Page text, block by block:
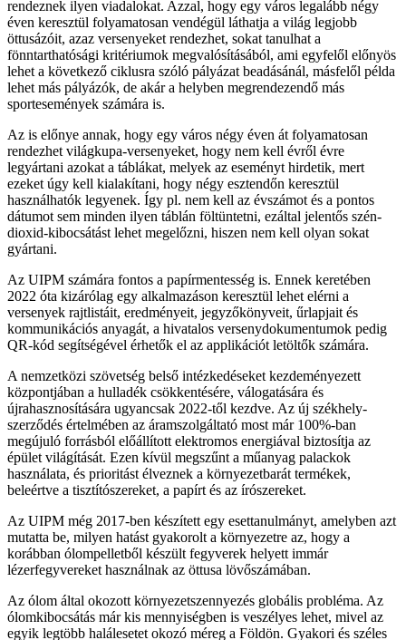
rendeznek ilyen viadalokat. Azzal, hogy egy város legalább négy
éven keresztül folyamatosan vendégül láthatja a világ legjobb
öttusázóit, azaz versenyeket rendezhet, sokat tanulhat a
fönntarthatósági kritériumok megvalósításából, ami egyfelől előnyös
lehet a következő ciklusra szóló pályázat beadásánál, másfelől példa
lehet más pályázók, de akár a helyben megrendezendő más
sportesemények számára is.
Az is előnye annak, hogy egy város négy éven át folyamatosan
rendezhet világkupa-versenyeket, hogy nem kell évről évre
legyártani azokat a táblákat, melyek az eseményt hirdetik, mert
ezeket úgy kell kialakítani, hogy négy esztendőn keresztül
használhatók legyenek. Így pl. nem kell az évszámot és a pontos
dátumot sem minden ilyen táblán föltüntetni, ezáltal jelentős szén-
dioxid-kibocsátást lehet megelőzni, hiszen nem kell olyan sokat
gyártani.
Az UIPM számára fontos a papírmentesség is. Ennek keretében
2022 óta kizárólag egy alkalmazáson keresztül lehet elérni a
versenyek rajtlistáit, eredményeit, jegyzőkönyveit, űrlapjait és
kommunikációs anyagát, a hivatalos versenydokumentumok pedig
QR-kód segítségével érhetők el az applikációt letöltők számára.
A nemzetközi szövetség belső intézkedéseket kezdeményezett
központjában a hulladék csökkentésére, válogatására és
újrahasznosítására ugyancsak 2022-től kezdve. Az új székhely-
szerződés értelmében az áramszolgáltató most már 100%-ban
megújuló forrásból előállított elektromos energiával biztosítja az
épület világítását. Ezen kívül megszűnt a műanyag palackok
használata, és prioritást élveznek a környezetbarát termékek,
beleértve a tisztítószereket, a papírt és az írószereket.
Az UIPM még 2017-ben készített egy esettanulmányt, amelyben azt
mutatta be, milyen hatást gyakorolt a környezetre az, hogy a
korábban ólompelletből készült fegyverek helyett immár
lézerfegyvereket használnak az öttusa lövőszámában.
Az ólom által okozott környezetszennyezés globális probléma. Az
ólomkibocsátás már kis mennyiségben is veszélyes lehet, mivel az
egyik legtöbb halálesetet okozó méreg a Földön. Gyakori és széles